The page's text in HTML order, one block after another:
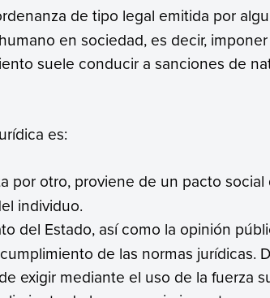
de tipo legal emitida por
en sociedad, es decir,
suele conducir a sanciones de
es:
por otro, proviene de un pacto
individuo.
del Estado, así como la opinión
de las normas jurídicas.
exigir mediante el uso de la fuerza